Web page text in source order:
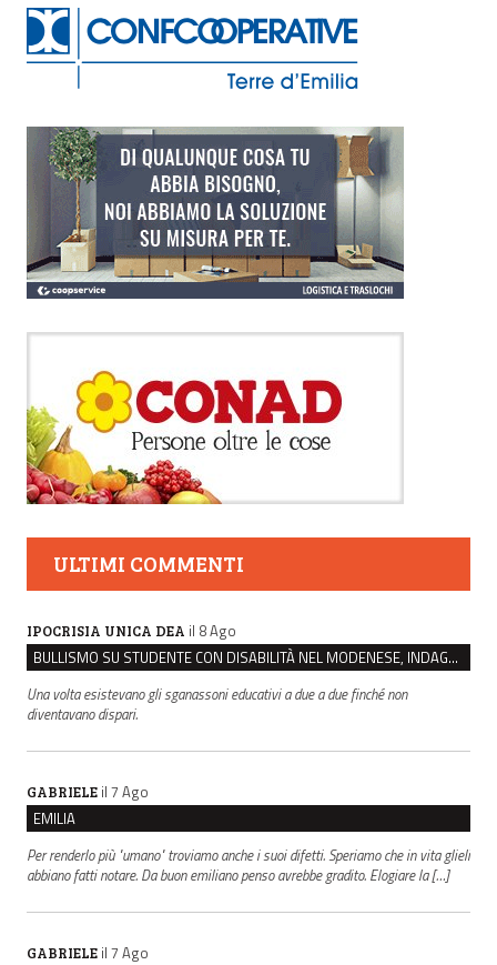
ULTIMI COMMENTI
IPOCRISIA UNICA DEA il 8 Ago
BULLISMO SU STUDENTE CON DISABILITÀ NEL MODENESE, INDAGATI DUE RAGAZZI DI 16 ANNI
Una volta esistevano gli sganassoni educativi a due a due finché non
diventavano dispari.
GABRIELE il 7 Ago
EMILIA
Per renderlo più "umano" troviamo anche i suoi difetti. Speriamo che in vita glieli
abbiano fatti notare. Da buon emiliano penso avrebbe gradito. Elogiare la […]
GABRIELE il 7 Ago